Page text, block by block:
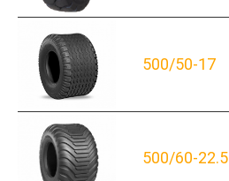
500/50-17
500/60-22.5